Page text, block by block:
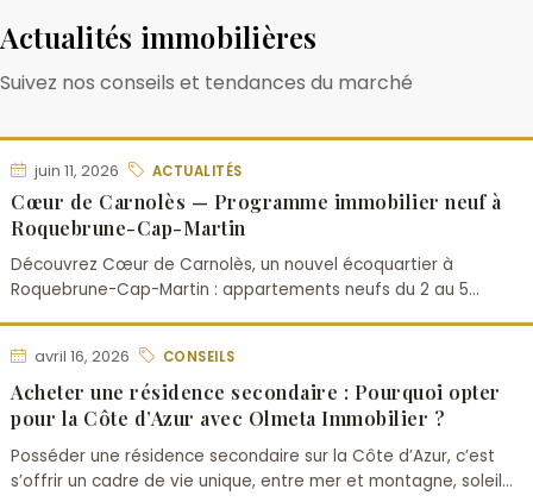
Actualités immobilières
Suivez nos conseils et tendances du marché
juin 11, 2026 ACTUALITÉS
Cœur de Carnolès — Programme immobilier neuf à
Roquebrune-Cap-Martin
Découvrez Cœur de Carnolès, un nouvel écoquartier à
Roquebrune-Cap-Martin : appartements neufs du 2 au 5
Acheter une résidence secondaire : Pourquoi opter
pour la Côte d’Azur avec Olmeta Immobilier ?
avril 16, 2026 CONSEILS
Posséder une résidence secondaire sur la Côte d’Azur, c’est
s’offrir un cadre de vie unique, entre mer et montagne, soleil